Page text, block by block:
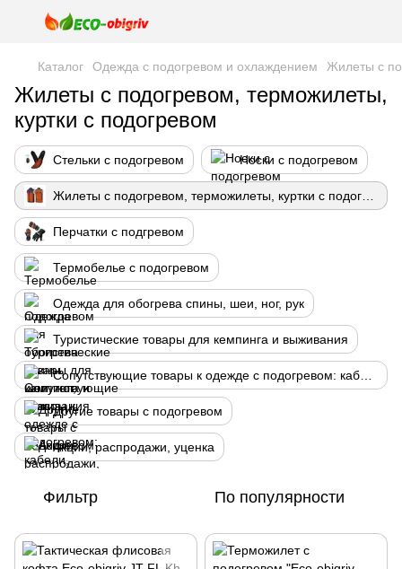
Каталог Одежда с подогревом и охлаждением Жилеты с
Жилеты с подогревом, терможилеты,
куртки с подогревом
Стельки с подогревом Носки с подогревом
Перчатки с подгревом
Термобелье с подогревом
Одежда для обогрева спины, шеи, ног, рук
Туристические товары для кемпинга и выживания
Другие товары с подогревом
Акции, распродажи, уценка
Фильтр По популярности